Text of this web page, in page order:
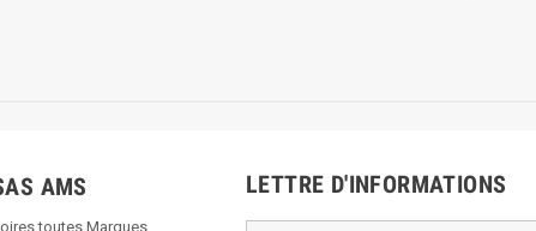
AMS
toutes Marques
LETTRE D'INFORMATIONS